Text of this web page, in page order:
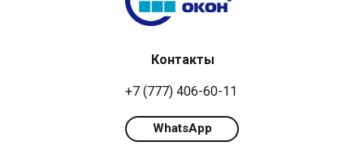
+7 (777) 406-60-11
Контакты
WhatsApp